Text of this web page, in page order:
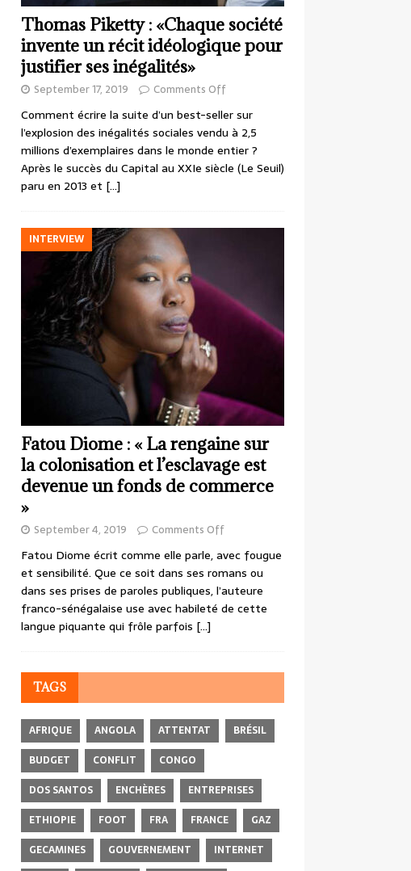
Thomas Piketty : «Chaque société
invente un récit idéologique pour
justifier ses inégalités»
September 17, 2019 Comments Off
Comment écrire la suite d’un best-seller sur
l’explosion des inégalités sociales vendu à 2,5
millions d’exemplaires dans le monde entier ?
Après le succès du Capital au XXIe siècle (Le Seuil)
paru en 2013 et […]
INTERVIEW
Fatou Diome : « La rengaine sur
la colonisation et l’esclavage est
devenue un fonds de commerce
»
September 4, 2019 Comments Off
Fatou Diome écrit comme elle parle, avec fougue
et sensibilité. Que ce soit dans ses romans ou
dans ses prises de paroles publiques, l’auteure
franco-sénégalaise use avec habileté de cette
langue piquante qui frôle parfois […]
TAGS
AFRIQUE ANGOLA ATTENTAT
BRÉSIL
BUDGET
CONFLIT
CONGO
DOS SANTOS
ENCHÈRES
ENTREPRISES
ETHIOPIE
FOOT FRA FRANCE
GAZ
GECAMINES
GOUVERNEMENT INTERNET